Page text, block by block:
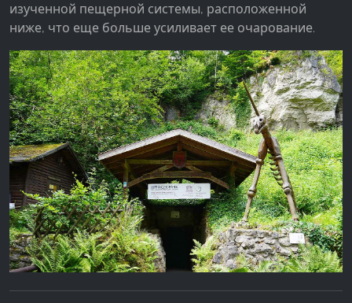
изученной пещерной системы, расположенной
ниже, что еще больше усиливает ее очарование.